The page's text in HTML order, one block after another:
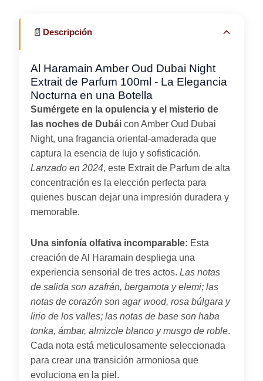
📄 Descripción
Al Haramain Amber Oud Dubai Night
Extrait de Parfum 100ml - La Elegancia
Nocturna en una Botella
Sumérgete en la opulencia y el misterio de
las noches de Dubái con Amber Oud Dubai
Night, una fragancia oriental-amaderada que
captura la esencia de lujo y sofisticación.
Lanzado en 2024, este Extrait de Parfum de alta
concentración es la elección perfecta para
quienes buscan dejar una impresión duradera y
memorable.
Una sinfonía olfativa incomparable: Esta
creación de Al Haramain despliega una
experiencia sensorial de tres actos. Las notas
de salida son azafrán, bergamota y elemi; las
notas de corazón son agar wood, rosa búlgara y
lirio de los valles; las notas de base son haba
tonka, ámbar, almizcle blanco y musgo de roble.
Cada nota está meticulosamente seleccionada
para crear una transición armoniosa que
evoluciona en la piel.